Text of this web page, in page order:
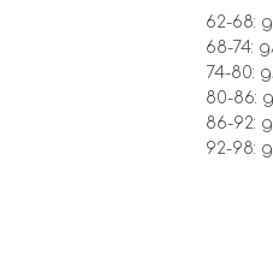
62-68:
68-74:
74-80:
80-86:
86-92:
92-98: